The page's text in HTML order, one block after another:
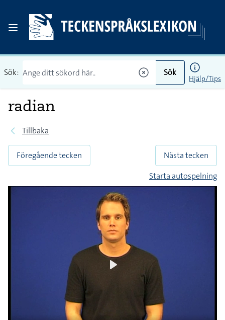
Sök: Sök
Hjälp/Tips
radian
Tillbaka
Föregående tecken
Nästa tecken
Starta autospelning